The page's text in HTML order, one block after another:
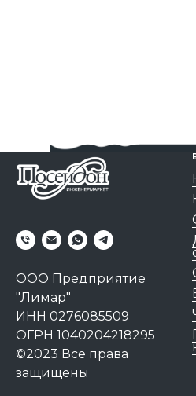
ООО Предприятие
"Лимар"
ИНН 0276085509
ОГРН 1040204218295
©2023 Все права
защищены